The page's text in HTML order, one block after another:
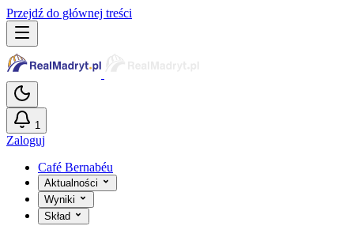
Przejdź do głównej treści
1
Zaloguj
Café Bernabéu
Aktualności
Wyniki
Skład